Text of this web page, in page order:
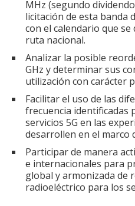
MHz (segundo
licitación de esta banda
con el calendario que
ruta nacional.
Analizar la posible
GHz y determinar sus
utilización con carácter
Facilitar el uso de las
frecuencia identificadas
servicios 5G en las
desarrollen en el marco
Participar de manera
e internacionales para
global y armonizada de
radioeléctrico para los